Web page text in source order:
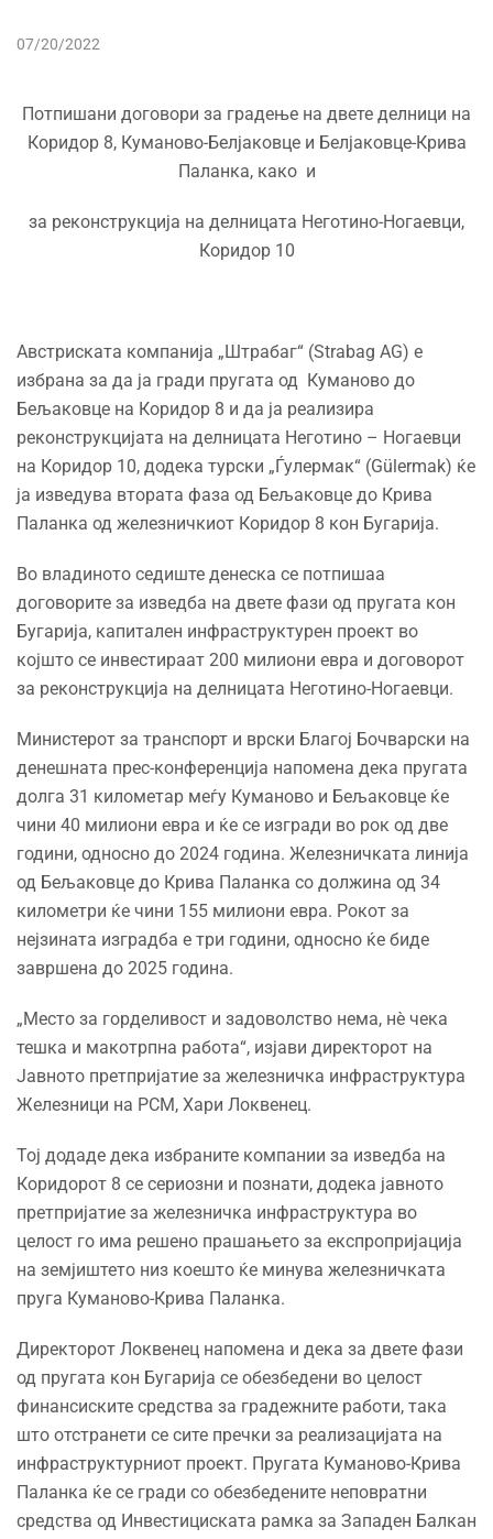
07/20/2022
Потпишани договори за градење на двете делници на
Коридор 8, Куманово-Белјаковце и Белјаковце-Крива
Паланка, како и
за реконструкција на делницата Неготино-Ногаевци,
Коридор 10
Австриската компанија „Штрабаг“ (Strabag AG) е
избрана за да ја гради пругата од Куманово до
Бељаковце на Коридор 8 и да ја реализира
реконструкцијата на делницата Неготино – Ногаевци
на Коридор 10, додека турски „Ѓулермак“ (Gülermak) ќе
ја изведува втората фаза од Бељаковце до Крива
Паланка од железничкиот Коридор 8 кон Бугарија.
Во владиното седиште денеска се потпишаа
договорите за изведба на двете фази од пругата кон
Бугарија, капитален инфраструктурен проект во
којшто се инвестираат 200 милиони евра и договорот
за реконструкција на делницата Неготино-Ногаевци.
Министерот за транспорт и врски Благој Бочварски на
денешната прес-конференција напомена дека пругата
долга 31 километар меѓу Куманово и Бељаковце ќе
чини 40 милиони евра и ќе се изгради во рок од две
години, односно до 2024 година. Железничката линија
од Бељаковце до Крива Паланка со должина од 34
километри ќе чини 155 милиони евра. Рокот за
нејзината изградба е три години, односно ќе биде
завршена до 2025 година.
„Место за горделивост и задоволство нема, нè чека
тешка и макотрпна работа“, изјави директорот на
Јавното претпријатие за железничка инфраструктура
Железници на РСМ, Хари Локвенец.
Тој додаде дека избраните компании за изведба на
Коридорот 8 се сериозни и познати, додека јавното
претпријатие за железничка инфраструктура во
целост го има решено прашањето за експропријација
на земјиштето низ коешто ќе минува железничката
пруга Куманово-Крива Паланка.
Директорот Локвенец напомена и дека за двете фази
од пругата кон Бугарија се обезбедени во целост
финансиските средства за градежните работи, така
што отстранети се сите пречки за реализацијата на
инфраструктурниот проект. Пругата Куманово-Крива
Паланка ќе се гради со обезбедените неповратни
средства од Инвестициската рамка за Западен Балкан